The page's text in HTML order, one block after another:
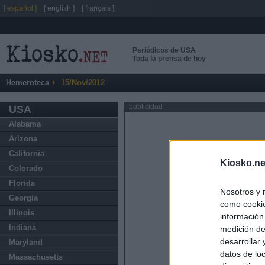
Nosotros y
como
medición
desarrollar
datos de
Periódicos de USA
Toda la prensa de hoy
Hemeroteca 15/Nov/2012
USA
Alabama
Arizona
California
Colorado
Florida
Georgia
Illinois
Indiana
Maryland
Massachusetts
publicidad
[ español ] [ english ] [ français ]